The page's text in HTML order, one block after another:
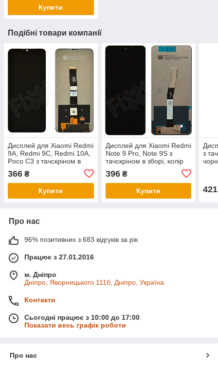
Купити
Подібні товари компанії
Дисплей для Xiaomi Redmi
9A, Redmi 9C, Redmi 10A,
Poco C3 з тачскріном в
366 ₴
Купити
Дисплей для Xiaomi Redmi
Note 9 Pro, Note 9S з
тачскріном в зборі, колір
396₴
Купити
з
421
Про нас
96% позитивних з 683 відгуків за рік
Працює з 27.01.2016
м. Дніпро
Дніпро, Яворницького 111б, Дніпро, Україна
Контакти
Сьогодні працює з 10:00 до 17:00
Показати весь графік роботи
Про нас